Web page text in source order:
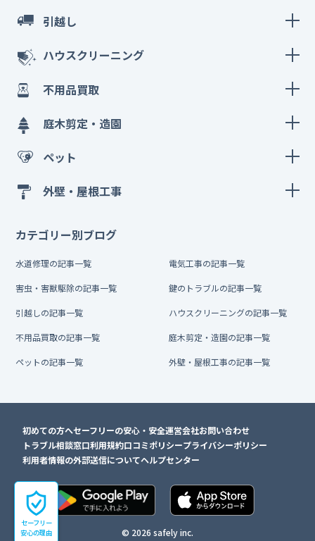
セーフリー
安心の理由
引越し
ハウスクリーニング
不用品買取
庭木剪定・造園
ペット
外壁・屋根工事
カテゴリー別ブログ
水道修理の記事一覧 電気工事の記事一覧
害虫・害獣駆除の記事一覧 鍵のトラブルの記事一覧
引越しの記事一覧 ハウスクリーニングの記事一覧
不用品買取の記事一覧 庭木剪定・造園の記事一覧
ペットの記事一覧 外壁・屋根工事の記事一覧
初めての方へセーフリーの安心・安全運営会社お問い合わせ
トラブル相談窓口利用規約口コミポリシープライバシーポリシー
利用者情報の外部送信についてヘルプセンター
© 2026 safely inc.